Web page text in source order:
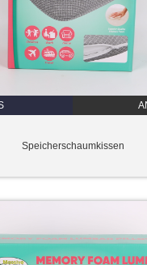
Speicherschaumkissen